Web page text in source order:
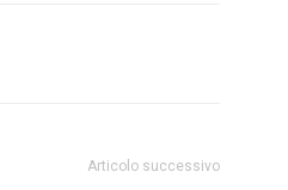
Articolo successivo